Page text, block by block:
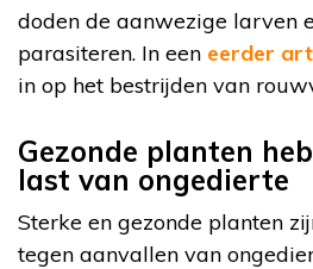
doden de aanwezige larven
parasiteren. In een eerder
in op het bestrijden van
Gezonde planten
last van ongedierte
Sterke en gezonde planten
tegen aanvallen van